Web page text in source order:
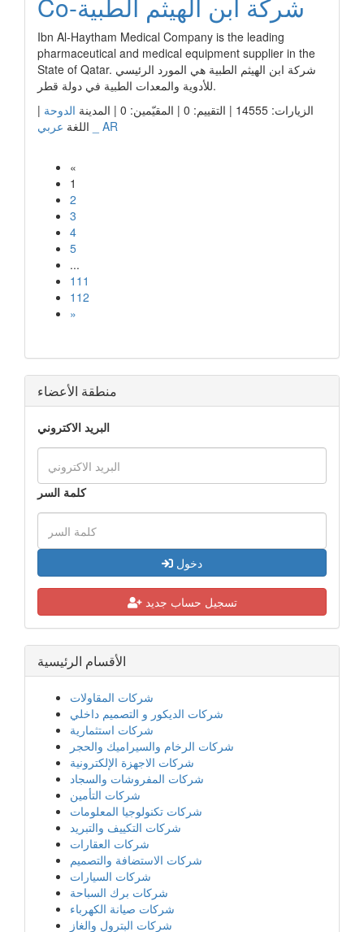
Co-شركة ابن الهيثم الطبية
Ibn Al-Haytham Medical Company is the leading
pharmaceutical and medical equipment supplier in the
State of Qatar. شركة ابن الهيثم الطبية هي المورد الرئيسي
للأدوية والمعدات الطبية في دولة قطر.
الزيارات: 14555 | التقييم: 0 | المقيّمين: 0 | المدينة
الدوحة |
اللغة عربي _ AR
«
1
2
3
4
5
...
111
112
»
منطقة الأعضاء
البريد الاكتروني
كلمة السر
دخول
تسجيل حساب جديد
الأقسام الرئيسية
شركات المقاولات
شركات الديكور و التصميم داخلي
شركات استثمارية
شركات الرخام والسيراميك والحجر
شركات الاجهزة الإلكترونية
شركات المفروشات والسجاد
شركات التأمين
شركات تكنولوجيا المعلومات
شركات التكييف والتبريد
شركات العقارات
شركات الاستضافة والتصميم
شركات السيارات
شركات برك السباحة
شركات صيانة الكهرباء
شركات البترول والغاز